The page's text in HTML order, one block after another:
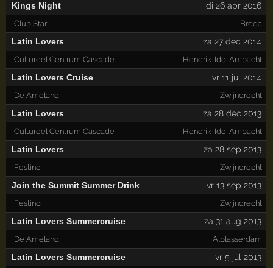
Kings Night di 26 apr 2016
Club Star Breda
Latin Lovers za 27 dec 2014
Cultureel Centrum Cascade Hendrik-Ido-Ambacht
Latin Lovers Cruise vr 11 jul 2014
De Ameland Zwijndrecht
Latin Lovers za 28 dec 2013
Cultureel Centrum Cascade Hendrik-Ido-Ambacht
Latin Lovers za 28 sep 2013
Festino Zwijndrecht
Join the Summit Summer Drink vr 13 sep 2013
Festino Zwijndrecht
Latin Lovers Summercruise za 31 aug 2013
De Ameland Alblasserdam
Latin Lovers Summercruise vr 5 jul 2013